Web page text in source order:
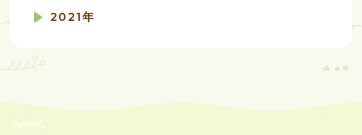
2021年